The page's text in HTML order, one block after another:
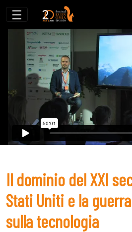
Il dominio del XXI
Il dominio del XXI
Stati Uniti e la
sulla tecnologia